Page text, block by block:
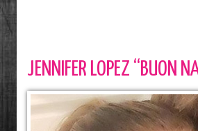
JENNIFER LOPEZ “BUON